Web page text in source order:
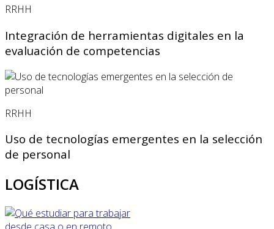
RRHH
Integración de herramientas digitales en la
evaluación de competencias
RRHH
Uso de tecnologías emergentes en la selección
de personal
LOGÍSTICA